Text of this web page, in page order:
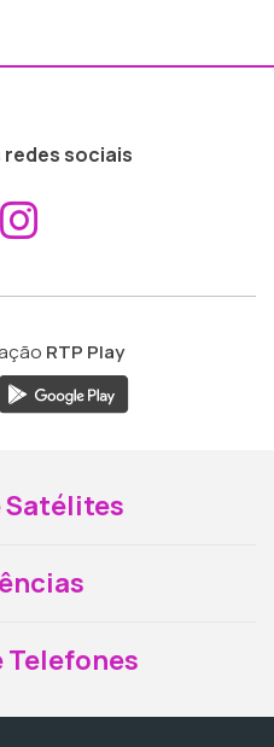
sociais
Aceder ao
RTP Play
Satélites
Telefones